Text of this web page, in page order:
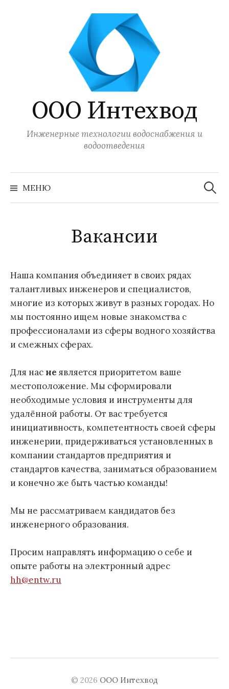
ООО Интехвод
Инженерные технологии водоснабжения и
водоотведения
МЕНЮ
Найти:
Вакансии
Наша компания объединяет в своих рядах
талантливых инженеров и специалистов,
многие из которых живут в разных городах. Но
мы постоянно ищем новые знакомства с
профессионалами из сферы водного хозяйства
и смежных сферах.
Для нас не является приоритетом ваше
местоположение. Мы сформировали
необходимые условия и инструменты для
удалённой работы. От вас требуется
инициативность, компетентность своей сферы
инженерии, придерживаться установленных в
компании стандартов предприятия и
стандартов качества, заниматься образованием
и конечно же быть частью команды!
Мы не рассматриваем кандидатов без
инженерного образования.
Просим направлять информацию о себе и
опыте работы на электронный адрес
hh@entw.ru
© 2026 ООО Интехвод